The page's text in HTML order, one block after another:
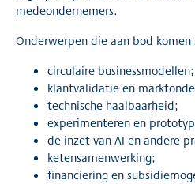
medeondernemers.
Onderwerpen die aan bod
circulaire businessmodellen;
klantvalidatie en
technische haalbaarheid;
experimenteren en
de inzet van AI en andere
ketensamenwerking;
financiering en